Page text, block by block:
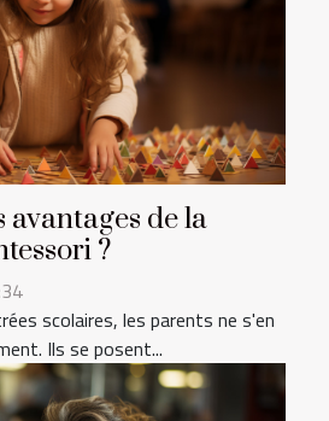
avantages de la
?
scolaires, les parents ne s'en
Ils se posent...